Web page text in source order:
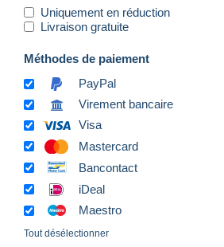
Uniquement en réduction
Livraison gratuite
Méthodes de paiement
PayPal
Virement bancaire
Visa
Mastercard
Bancontact
iDeal
Maestro
Tout désélectionner